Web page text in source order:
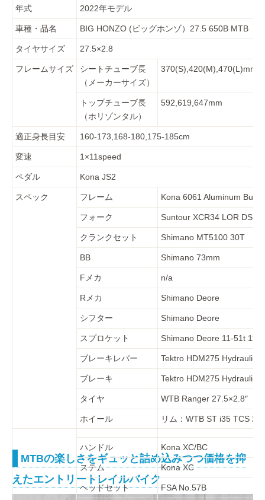
年式 2022年モデル
車種・品名 BIG HONZO (ビッグホンゾ）27.5 650B MTB
タイヤサイズ 27.5×2.8
フレームサイズ
シートチューブ長
（メーカーサイズ）
370(S),420(M),470(L)mm
トップチューブ長
（ホリゾンタル）
592,619,647mm
適正身長目安 160-173,168-180,175-185cm
変速 1×11speed
ペダル Kona JS2
スペック フレーム Kona 6061 Aluminum
フォーク Suntour XCR34 LOR DS
クランクセット Shimano MT5100 30T
BB Shimano 73mm
Fメカ n/a
Rメカ Shimano Deore
シフター Shimano Deore
スプロケット Shimano Deore 11-51t
ブレーキレバー Tektro HDM275 Hydraulic
ブレーキ Tektro HDM275 Hydraulic
タイヤ WTB Ranger 27.5×2.8″
ホイール リム：WTB ST i35 TCS
ハンドル Kona XC/BC
ステム Kona XC
ヘッドセット FSA No.57B
MTBの楽しさをギュッと詰め込みつつ価格を抑
えたエントリートレイルバイク